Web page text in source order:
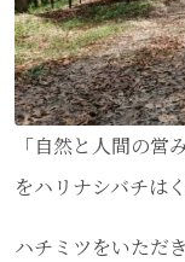
「自然と人間の
をハリナシバチは
ハチミツをいただ